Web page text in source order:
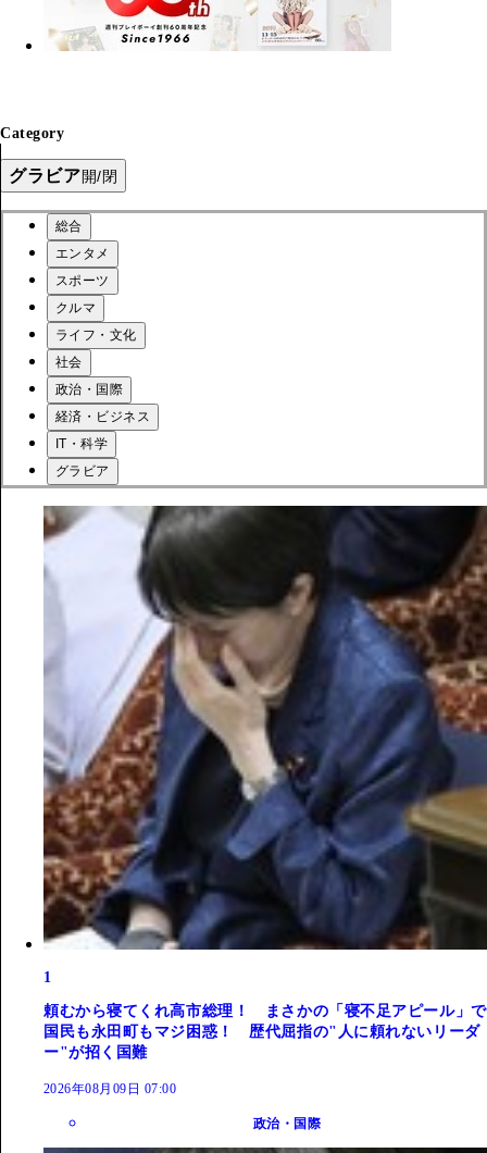
Category
グラビア開/閉
総合
エンタメ
スポーツ
クルマ
ライフ・文化
社会
政治・国際
経済・ビジネス
IT・科学
グラビア
1
頼むから寝てくれ高市総理！ まさかの「寝不足アピール」で
国民も永田町もマジ困惑！ 歴代屈指の"人に頼れないリーダ
ー"が招く国難
2026年08月09日 07:00
政治・国際